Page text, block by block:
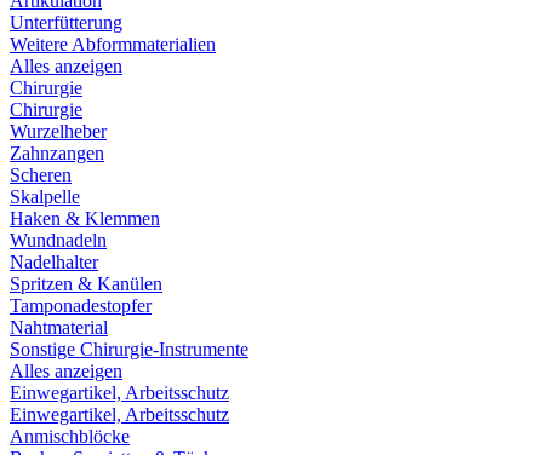
Unterfütterung
Weitere Abformmaterialien
Alles anzeigen
Chirurgie
Chirurgie
Wurzelheber
Zahnzangen
Scheren
Skalpelle
Haken & Klemmen
Wundnadeln
Nadelhalter
Spritzen & Kanülen
Tamponadestopfer
Nahtmaterial
Sonstige Chirurgie-Instrumente
Alles anzeigen
Einwegartikel, Arbeitsschutz
Einwegartikel, Arbeitsschutz
Anmischblöcke